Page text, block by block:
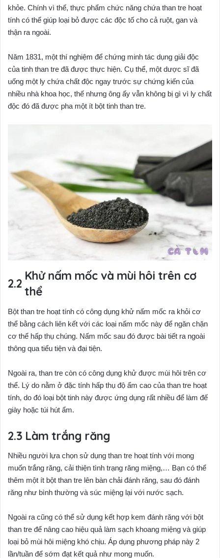
khỏe. Chính vì thế, thực phẩm chức năng chứa than tre hoạt
tính có thể giúp loại bỏ được các độc tố cho cả ruột, gan và
thận ra ngoài.
Năm 1831, một thí nghiệm để chứng minh tác dụng giải độc
của tinh than tre đã được thực hiện. Cụ thể, một dược sĩ đã
uống một ly chứa chất độc ngay trước sự chứng kiến của
nhiều nhà khoa học, thế nhưng ông ấy vẫn không bị gì vì ly chất
độc đó đã được pha một ít bột tinh than tre.
Khử nấm mốc và mùi hôi trên cơ
thể
Bột than tre hoạt tính có công dụng khử nấm mốc ra khỏi cơ
thể bằng cách liên kết với các loại nấm mốc này để ngăn chặn
cơ thể hấp thụ chúng. Nấm mốc sau đó được bài tiết ra ngoài
thông qua tiểu tiện và đại tiện.
Ngoài ra, than tre còn có công dụng khử được mùi hôi trên cơ
thể. Lý do nằm ở đặc tính hấp thụ độ ẩm cao của than tre hoạt
tính, do đó loại bột tinh này được ứng dụng rất nhiều để làm đế
giày hoặc túi hút ẩm.
Làm trắng răng
Nhiều người lựa chọn sử dụng than tre hoạt tính với mong
muốn trắng răng, cải thiện tình trạng răng miệng,… Bạn có thể
thêm một ít bột than tre lên bàn chải đánh răng, sau đó đánh
răng như bình thường và súc miệng lại với nước sạch.
Ngoài ra cũng có thể sử dụng kết hợp kem đánh răng với bột
than tre để nâng cao hiệu quả làm sạch khoang miệng và giúp
loại bỏ mùi hôi miệng khó chịu. Áp dụng phương pháp này 2
lần/tuần để sớm đạt kết quả như mong muốn.